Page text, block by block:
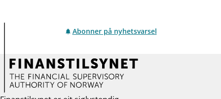
Abonner på nyhetsvarsel